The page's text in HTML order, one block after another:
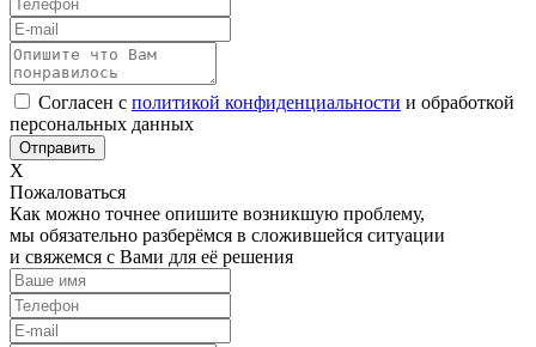
Согласен с политикой конфиденциальности и обработкой
персональных данных
Х
Пожаловаться
Как можно точнее опишите возникшую проблему,
мы обязательно разберёмся в сложившейся ситуации
и свяжемся с Вами для её решения